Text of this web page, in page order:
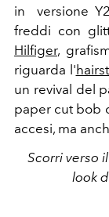
in versione
freddi con
Hilfiger,
riguarda l'
un revival del
paper cut bob
accesi, ma
Scorri verso
look